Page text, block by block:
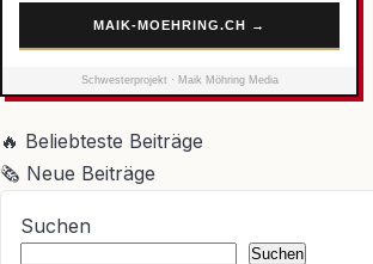
MAIK-MOEHRING.CH →
Schwesterprojekt · Maik Möhring Media
🔥 Beliebteste Beiträge
🗞 Neue Beiträge
Suchen
Suchen